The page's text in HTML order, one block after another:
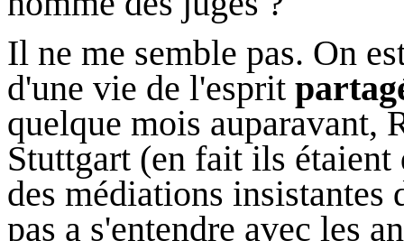
Il ne me semble pas. On
d'une vie de l'esprit
quelque mois auparavant,
Stuttgart (en fait ils étaient
des médiations
pas a s'entendre avec les